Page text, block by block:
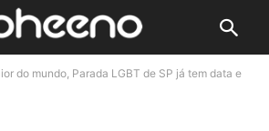
do mundo, Parada LGBT de SP já tem data e